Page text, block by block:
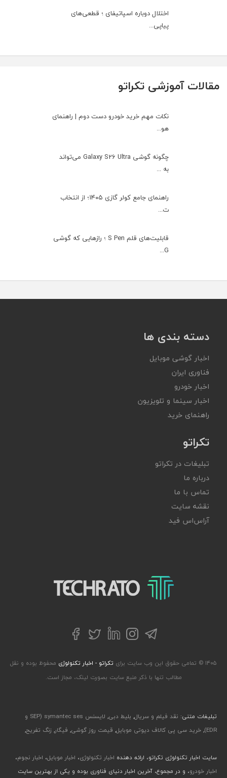
اختلال دوباره اسپاتیفای ؛ قطعی‌های
پیاپی...
مقالات آموزشی تکراتو
نکات مهم خرید خودرو دست دوم | راهنمای
هو...
چگونه گوشی Galaxy S26 Ultra می‌تواند
به ...
راهنمای جامع کولر گازی ۱۴۰۵؛ از انتخاب
ت...
قابلیت‌های قلم S Pen ؛ رازهایی که گوشی
G...
دسته بندی ها
اخبار گوشی موبایل
فناوری ایران
اخبار خودرو
اخبار سینما و تلویزیون
راهنمای خرید
تکراتو
تبلیغات در تکراتو
درباره ما
تماس با ما
نقشه سایت
آر‌اس‌اس فید
تکراتو – زندگی با تکنولوژی
تلگراماینستاگرام
لینکداینتوییترفیسبوک
۱۴۰۵ © تمامی حقوق این وب سایت برای تکراتو - اخبار تکنولوژی محفوظ بوده و نقل
مطالب تنها با ذکر منبع سایت بصورت لینک، مجاز است.
تبلیغات متنی: نقد فیلم و سریال, بلیط دبی,
لایسنس symantec ses (SEP و
EDR)
, خرید سی پی کالاف دیوتی موبایل, قیمت روز گوشی, فیگار, زنگ تفریح,
سایت اخبار تکنولوژی تکراتو، ارائه دهنده اخبار تکنولوژی، اخبار موبایل، اخبار نجوم،
اخبار خودرو، و در مجموع، آخرین اخبار دنیای فناوری بوده و یکی از بهترین سایت